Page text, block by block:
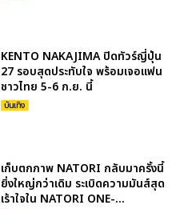
KENTO NAKAJIMA ปิดทัวร์ญี่ปุ่น
27 รอบสุดประทับใจ พร้อมเจอแฟน
ชาวไทย 5-6 ก.ย. นี้
บันเทิง
เก็บตกภาพ NATORI กลับมาครั้งนี้
ยิ่งใหญ่กว่าเดิม ระเบิดความมันส์สุด
เร้าใจใน NATORI ONE-...